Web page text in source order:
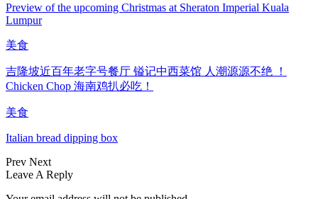
Preview of the upcoming Christmas at Sheraton Imperial Kuala
Lumpur
美食
吉隆坡近百年老字号餐厅 镒记中西菜馆 人潮源源不绝 ！
Chicken Chop 海南鸡扒必吃！
美食
Italian bread dipping box
Prev Next
Leave A Reply